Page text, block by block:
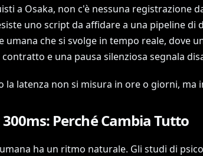
a Osaka, non c'è nessuna registrazione
uno script da affidare a una pipeline di
umana che si svolge in tempo reale, dove
e una pausa silenziosa segnala
la latenza non si misura in ore o giorni, ma
300ms: Perché Cambia Tutto
ha un ritmo naturale. Gli studi di